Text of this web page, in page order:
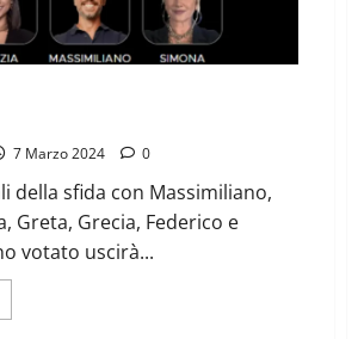
7 Marzo 2024 0
della sfida con Massimiliano,
Greta, Grecia, Federico e
votato uscirà...